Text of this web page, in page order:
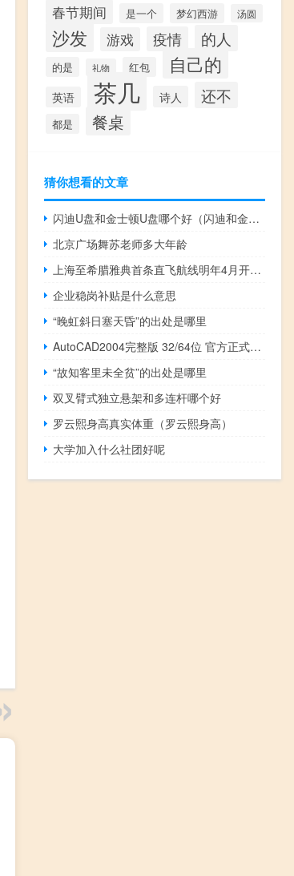
春节期间 是一个 梦幻西游 汤圆
沙发 游戏 疫情 的人
的是 礼物 红包 自己的
英语 茶几 诗人 还不
都是 餐桌
猜你想看的文章
闪迪U盘和金士顿U盘哪个好（闪迪和金士顿u盘哪个好）
北京广场舞苏老师多大年龄
上海至希腊雅典首条直飞航线明年4月开通每周执行3班
企业稳岗补贴是什么意思
“晚虹斜日塞天昏”的出处是哪里
AutoCAD2004完整版 32/64位 官方正式版（AutoCAD2004完整版 32/64位 官方正式版功能简介）
“故知客里未全贫”的出处是哪里
双叉臂式独立悬架和多连杆哪个好
罗云熙身高真实体重（罗云熙身高）
大学加入什么社团好呢